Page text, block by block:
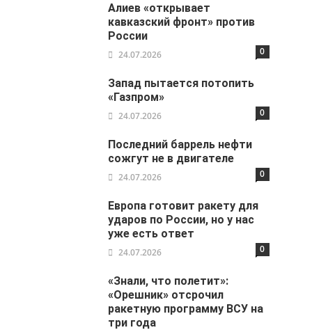
Алиев «открывает
кавказский фронт» против
России
24.07.2026 0
Запад пытается потопить
«Газпром»
24.07.2026 0
Последний баррель нефти
сожгут не в двигателе
24.07.2026 0
Европа готовит ракету для
ударов по России, но у нас
уже есть ответ
24.07.2026 0
«Знали, что полетит»:
«Орешник» отсрочил
ракетную программу ВСУ на
три года